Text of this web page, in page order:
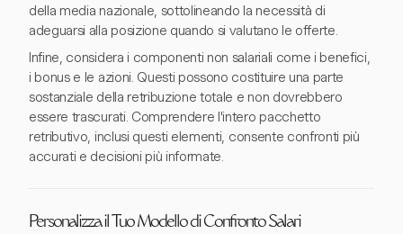
della media nazionale, sottolineando la necessità di
adeguarsi alla posizione quando si valutano le offerte.
Infine, considera i componenti non salariali come i benefici,
i bonus e le azioni. Questi possono costituire una parte
sostanziale della retribuzione totale e non dovrebbero
essere trascurati. Comprendere l'intero pacchetto
retributivo, inclusi questi elementi, consente confronti più
accurati e decisioni più informate.
Personalizza il Tuo Modello di Confronto Salari